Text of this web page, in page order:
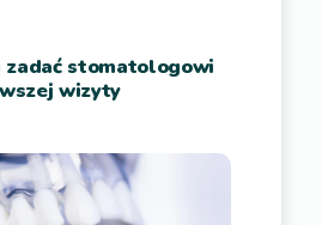
zadać stomatologowi
wizyty